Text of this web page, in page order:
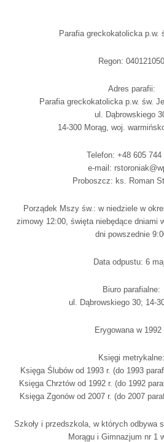
Parafia greckokatolicka p.w.
Regon: 040121050
Adres parafii:
Parafia greckokatolicka p.w. św.
ul. Dąbrowskiego
14-300 Morąg, woj.
Telefon: +48 605 744
e-mail:
Proboszcz: ks. Roman
Porządek Mszy św.: w niedziele w
zimowy 12:00, święta niebędące dniami
dni powszednie
Data odpustu: 6
Biuro parafialne:
ul. Dąbrowskiego 30; 14-
Erygowana w 1992
Księgi metrykalne:
Księga Ślubów od 1993 r. (do 1993
Księga Chrztów od 1992 r. (do 1992
Księga Zgonów od 2007 r. (do 2007
Szkoły i przedszkola, w których odbywa
Morągu i Gimnazjum nr 1